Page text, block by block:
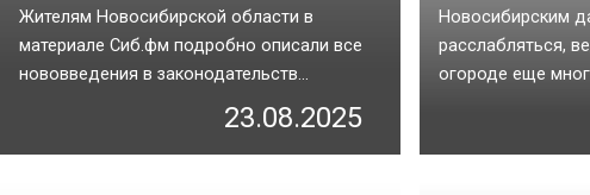
Жителям Новосибирской области в
материале Сиб.фм подробно описали все
нововведения в законодательств...
23.08.2025
Новосибирским
расслабляться,
огороде еще